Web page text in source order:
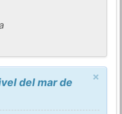
×
del mar de